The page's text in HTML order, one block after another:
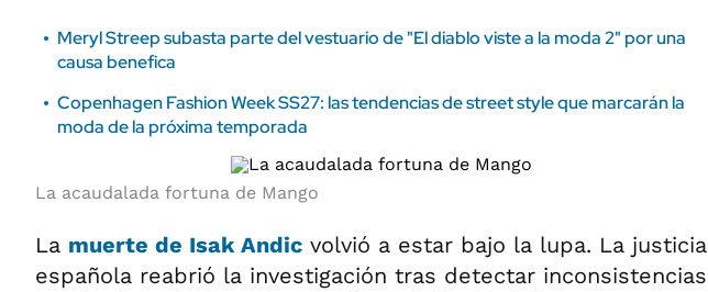
Meryl Streep subasta parte del vestuario de "El diablo viste a la moda 2" por una
causa benefica
Copenhagen Fashion Week SS27: las tendencias de street style que marcarán la
moda de la próxima temporada
La acaudalada fortuna de Mango
La muerte de Isak Andic volvió a estar bajo la lupa. La justicia
española reabrió la investigación tras detectar inconsistencias